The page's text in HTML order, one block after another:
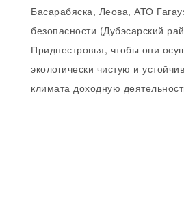
Басарабяска, Леова, АТО
безопасности (Дубэсарский
Приднестровья, чтобы они
экологически чистую и
климата доходную